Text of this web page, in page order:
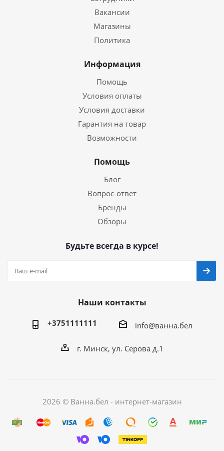
Вакансии
Магазины
Политика
Информация
Помощь
Условия оплаты
Условия доставки
Гарантия на товар
Возможности
Помощь
Блог
Вопрос-ответ
Бренды
Обзоры
Будьте всегда в курсе!
Наши контакты
+3751111111 info@ванна.бел
г. Минск, ул. Серова д.1
2026 © Ванна.бел - интернет-магазин